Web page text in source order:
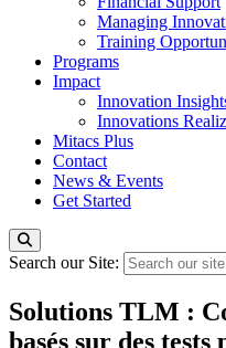
Managing
Training
Programs
Impact
Innovation
Innovations
Mitacs Plus
Contact
News & Events
Get Started
Search our Site:
Solutions TLM :
basés sur des